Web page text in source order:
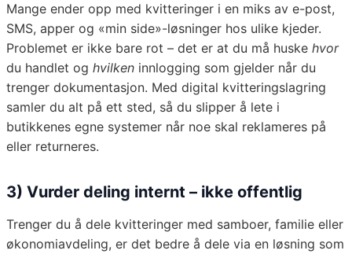
Mange ender opp med kvitteringer i en miks av e-post,
SMS, apper og «min side»-løsninger hos ulike kjeder.
Problemet er ikke bare rot – det er at du må huske hvor
du handlet og hvilken innlogging som gjelder når du
trenger dokumentasjon. Med digital kvitteringslagring
samler du alt på ett sted, så du slipper å lete i
butikkenes egne systemer når noe skal reklameres på
eller returneres.
3) Vurder deling internt – ikke offentlig
Trenger du å dele kvitteringer med samboer, familie eller
økonomiavdeling, er det bedre å dele via en løsning som